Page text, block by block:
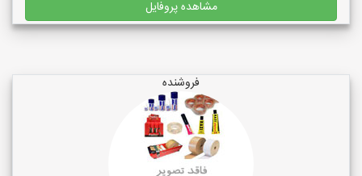
مشاهده پروفایل
فروشنده